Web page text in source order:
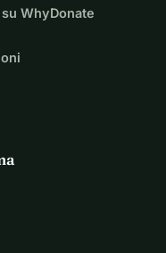
WhyDonate